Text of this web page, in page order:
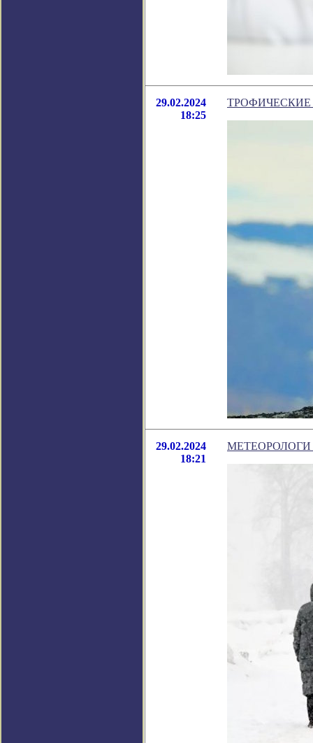
29.02.2024
18:25
29.02.2024
18:21